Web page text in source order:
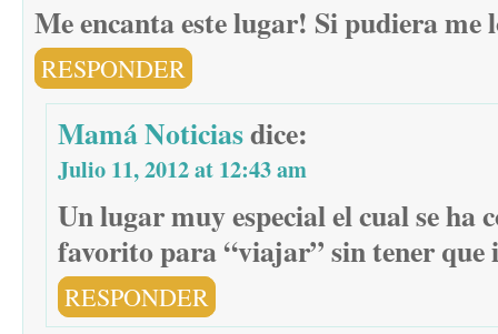
Me encanta este lugar! Si pudiera
RESPONDER
Mamá Noticiasdice:
Julio 11, 2012 at 12:43 am
Un lugar muy especial el cual se ha
favorito para “viajar” sin tener que
RESPONDER